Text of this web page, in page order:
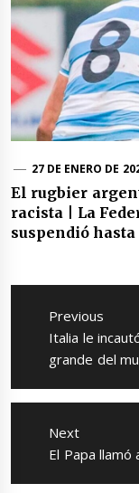
27 DE ENERO DE
El rugbier
racista | La
suspendió
Navegación
entradas
Previous
Previous
post:
Italia le
grande del
Next
Next
El Papa llamó